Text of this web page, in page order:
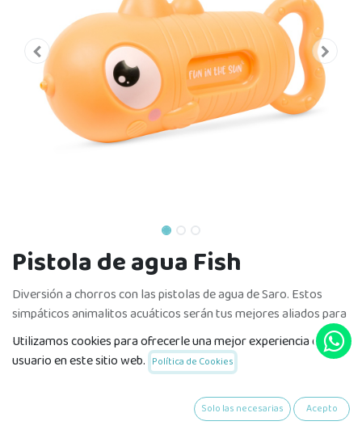
Pistola de agua Fish
Diversión a chorros con las pistolas de agua de Saro. Estos
simpáticos animalitos acuáticos serán tus mejores aliados para
combatir el calor. Muy fáciles de usar: sumérgelas, tira de la cola
para llenarlas… ¡y listo para refrescar a tus amigos con el
juguete más divertido del verano!
Utilizamos cookies para ofrecerle una mejor experiencia de
usuario en este sitio web. Política de Cookies
Solo las necesarias Acepto